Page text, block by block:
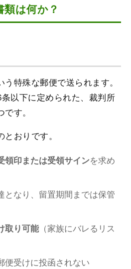
類は何か？
う特殊な郵便で送られます。
以下に定められた、裁判所
す。
おりです。
領印または受領サインを求め
となり、留置期間までは保管
取り可能（家族にバレるリス
便受けに投函されない